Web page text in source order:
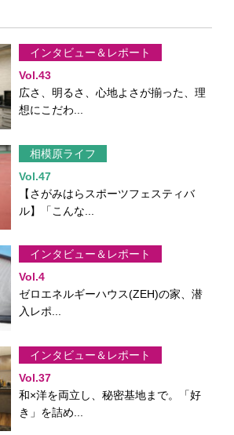
インタビュー＆レポート
Vol.43
広さ、明るさ、心地よさが揃った、理
想にこだわ...
相模原ライフ
Vol.47
【さがみはらスポーツフェスティバ
ル】「こんな...
インタビュー＆レポート
Vol.4
ゼロエネルギーハウス(ZEH)の家、潜
入レポ...
インタビュー＆レポート
Vol.37
和×洋を両立し、秘密基地まで。「好
き」を詰め...